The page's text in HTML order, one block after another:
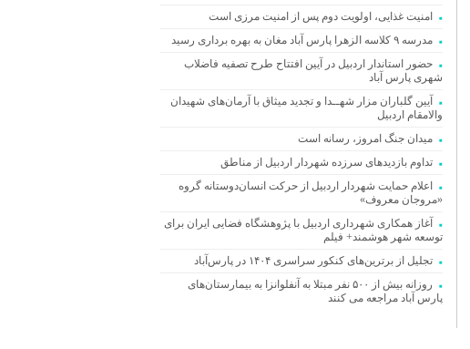
امنیت غذایی، اولویت دوم پس از امنیت مرزی است
مدرسه ۹ کلاسه الزهرا پارس آباد مغان به بهره برداری رسید
حضور استاندار اردبیل در آیین افتتاح طرح تصفیه فاضلاب
شهری پارس آباد
آیین گلباران مزار شهــدا و تجدید میثاق با آرمان‌های شهیدان
والامقام اردبیل
میدان جنگ امروز، رسانه است
تداوم بازدیدهای سرزده شهردار اردبیل از مناطق
اعلام حمایت شهردار اردبیل از حرکت انسان‌دوستانه گروه
«مروجان معروف»
آغاز همکاری شهرداری اردبیل با پژوهشگاه فضایی ایران برای
توسعه شهر هوشمند+ فیلم
تجلیل از برترین‌های کنکور سراسری ۱۴۰۴ در پارس‌آباد
روزانه بیش از ۵۰۰ نفر مبتلا به آنفلوانزا به بیمارستان‌های
پارس آباد مراجعه می کنند